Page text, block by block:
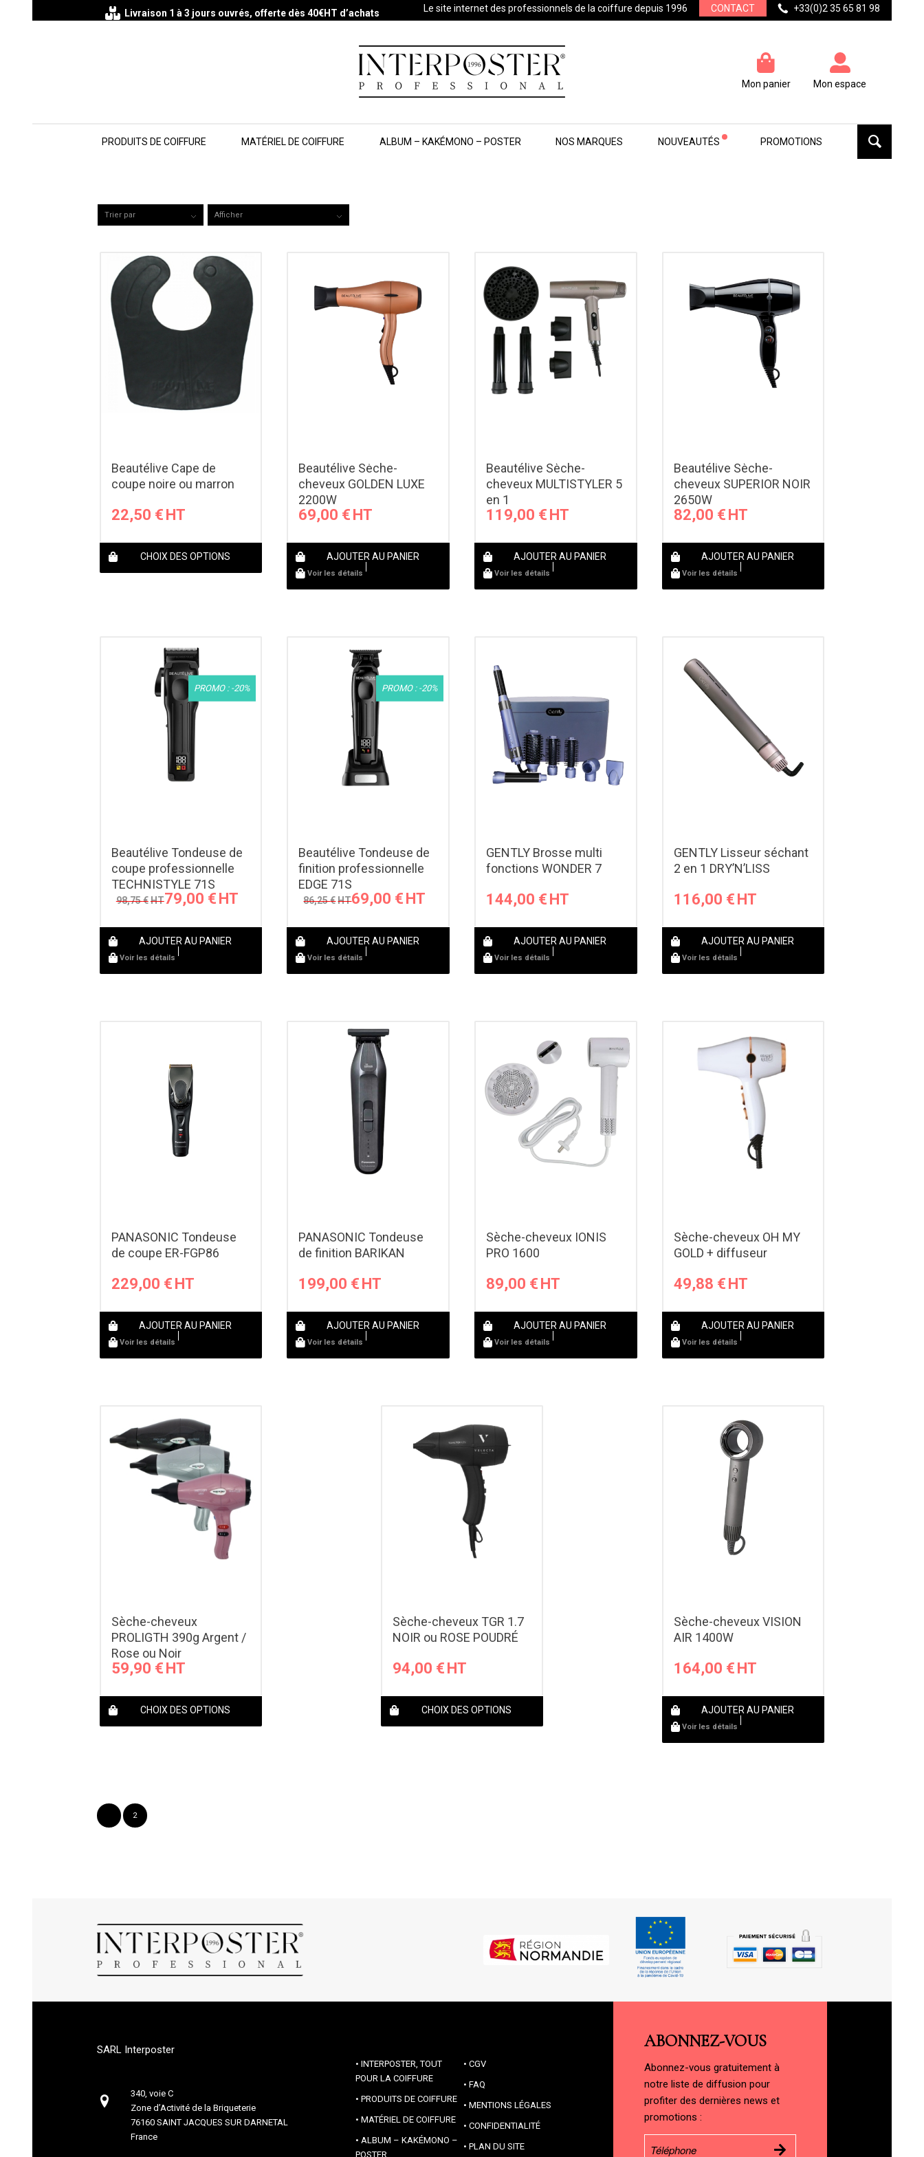
Livraison 1 à 3 jours ouvrés, offerte dès 40€HT d’achats Le site internet des professionnels de la coiffure depuis 1996 CONTACT +33(0)2 35 65 81 98
Mon panier Mon espace
PRODUITS DE COIFFURE MATÉRIEL DE COIFFURE ALBUM – KAKÉMONO – POSTER NOS MARQUES NOUVEAUTÉS PROMOTIONS
Trier par Afficher
Beautélive Cape de
coupe noire ou marron
22,50 €
CHOIX DES OPTIONS
Beautélive Sèche-
cheveux GOLDEN LUXE
2200W
69,00 €
AJOUTER AU PANIER
Voir les détails
Beautélive Sèche-
cheveux MULTISTYLER 5
en 1
119,00 €
AJOUTER AU PANIER
Voir les détails
Beautélive Sèche-
cheveux SUPERIOR NOIR
2650W
82,00 €
AJOUTER AU PANIER
Voir les détails
Beautélive Tondeuse de
coupe professionnelle
TECHNISTYLE 71S
98,75€ 79,00 €
PROMO : -20%
AJOUTER AU PANIER
Voir les détails
Beautélive Tondeuse de
finition professionnelle
EDGE 71S
86,25€ 69,00 €
PROMO : -20%
AJOUTER AU PANIER
Voir les détails
GENTLY Brosse multi
fonctions WONDER 7
144,00 €
AJOUTER AU PANIER
Voir les détails
GENTLY Lisseur séchant
2 en 1 DRY’N’LISS
116,00 €
AJOUTER AU PANIER
Voir les détails
PANASONIC Tondeuse
de coupe ER-FGP86
229,00 €
AJOUTER AU PANIER
Voir les détails
PANASONIC Tondeuse
de finition BARIKAN
199,00 €
AJOUTER AU PANIER
Voir les détails
Sèche-cheveux IONIS
PRO 1600
89,00 €
AJOUTER AU PANIER
Voir les détails
Sèche-cheveux OH MY
GOLD + diffuseur
49,88 €
AJOUTER AU PANIER
Voir les détails
Sèche-cheveux
PROLIGTH 390g Argent /
Rose ou Noir
59,90 €
CHOIX DES OPTIONS
Sèche-cheveux TGR 1.7
NOIR ou ROSE POUDRÉ
94,00 €
CHOIX DES OPTIONS
Sèche-cheveux VISION
AIR 1400W
164,00 €
AJOUTER AU PANIER
Voir les détails
2
SARL Interposter
340, voie C
Zone d’Activité de la Briqueterie
76160 SAINT JACQUES SUR DARNETAL
France
INTERPOSTER, TOUT
POUR LA COIFFURE
PRODUITS DE COIFFURE
MATÉRIEL DE COIFFURE
ALBUM – KAKÉMONO –
POSTER
CGV
FAQ
MENTIONS LÉGALES
CONFIDENTIALITÉ
PLAN DU SITE
ABONNEZ-VOUS
Abonnez-vous gratuitement à
notre liste de diffusion pour
profiter des dernières news et
promotions :